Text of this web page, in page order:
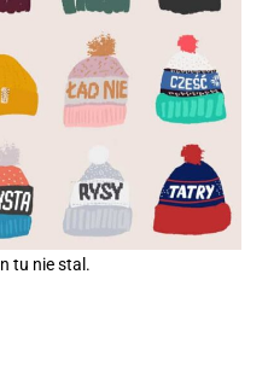
tu nie stal.